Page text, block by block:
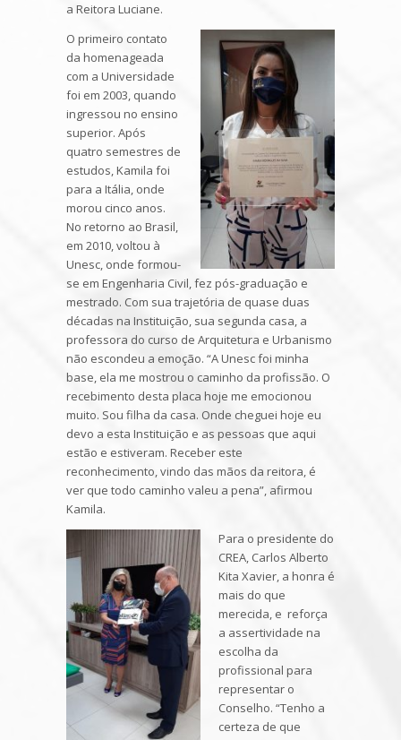
a Reitora Luciane.
O primeiro contato
da homenageada
com a Universidade
foi em 2003, quando
ingressou no ensino
superior. Após
quatro semestres de
estudos, Kamila foi
para a Itália, onde
morou cinco anos.
No retorno ao Brasil,
em 2010, voltou à
Unesc, onde formou-
se em Engenharia Civil, fez pós-graduação e
mestrado. Com sua trajetória de quase duas
décadas na Instituição, sua segunda casa, a
professora do curso de Arquitetura e Urbanismo
não escondeu a emoção. “A Unesc foi minha
base, ela me mostrou o caminho da profissão. O
recebimento desta placa hoje me emocionou
muito. Sou filha da casa. Onde cheguei hoje eu
devo a esta Instituição e as pessoas que aqui
estão e estiveram. Receber este
reconhecimento, vindo das mãos da reitora, é
ver que todo caminho valeu a pena”, afirmou
Kamila.
Para o presidente do
CREA, Carlos Alberto
Kita Xavier, a honra é
mais do que
merecida, e reforça
a assertividade na
escolha da
profissional para
representar o
Conselho. “Tenho a
certeza de que